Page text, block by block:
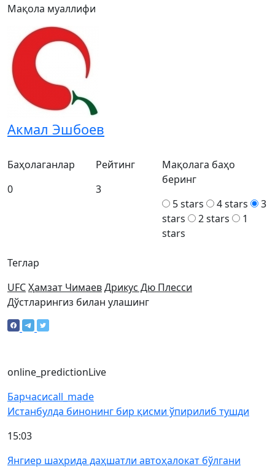
Мақола муаллифи
Акмал Эшбоев
Теглар
UFCҲамзат ЧимаевДрикус Дю Плесси
Баҳолаганлар
0
Рейтинг
3
Мақолага баҳо
беринг
5 stars
4 stars
3
stars
2 stars
1
stars
Дўстларингиз билан улашинг
online_predictionLive
Барчасиcall_made
Истанбулда бинонинг бир қисми ўпирилиб тушди
15:03
Янгиер шаҳрида даҳшатли автоҳалокат бўлгани